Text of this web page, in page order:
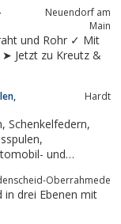
Neuendorf am
Main
und Rohr ✓ Mit
Jetzt zu Kreutz &
Hardt
Oberrahmede
in drei Ebenen mit